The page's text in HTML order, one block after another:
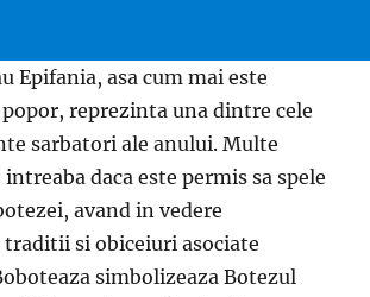
Epifania, asa cum mai este
reprezinta una dintre cele
sarbatori ale anului. Multe
daca este permis sa spele
avand in vedere
traditii si obiceiuri asociate
simbolizeaza Botezul